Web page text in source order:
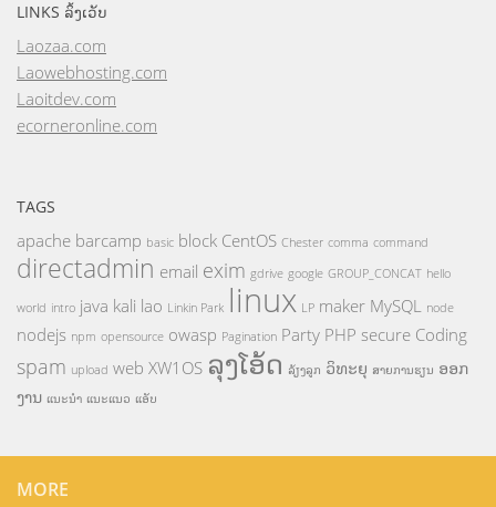
LINKS ລິ້ງເວັບ
Laozaa.com
Laowebhosting.com
Laoitdev.com
ecorneronline.com
TAGS
apache barcamp basic block CentOS Chester comma command
directadmin email exim gdrive google GROUP_CONCAT hello
world intro java kali lao Linkin Park linux LP maker MySQL node
nodejs npm opensource owasp Pagination Party PHP secure Coding
spam upload web XW1OS ລຸງໂອ້ດ ລ້ຽງລູກ ວິທະຍຸ ສາຍການຮຽນ ອອກ
ງານ ແນະນຳ ແນະແນວ ແອັບ
MORE